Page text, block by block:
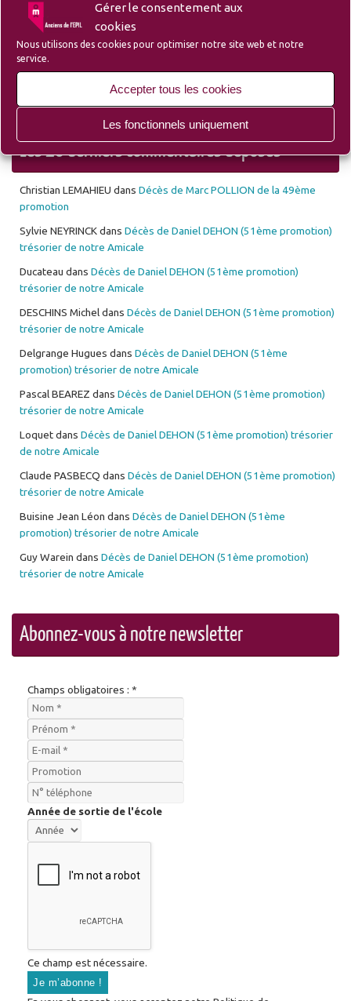
Gérer le consentement aux
cookies
Nous utilisons des cookies pour optimiser notre site web et notre
service.
Accepter tous les cookies
Les fonctionnels uniquement
– Site du Groupe Ozanam-EPIL-Campus
– Site Lille d’Antan (Ecole des Mécaniciens avant l’EPIL)
Les 10 derniers commentaires déposés
Christian LEMAHIEU dans Décès de Marc POLLION de la 49ème
promotion
Sylvie NEYRINCKdans Décès de Daniel DEHON (51ème promotion)
trésorier de notre Amicale
Ducateau dans Décès de Daniel DEHON (51ème promotion)
trésorier de notre Amicale
DESCHINS Micheldans Décès de Daniel DEHON (51ème promotion)
trésorier de notre Amicale
Delgrange Hugues dans Décès de Daniel DEHON (51ème
promotion) trésorier de notre Amicale
Pascal BEAREZ dans Décès de Daniel DEHON (51ème promotion)
trésorier de notre Amicale
Loquetdans Décès de Daniel DEHON (51ème promotion) trésorier
de notre Amicale
Claude PASBECQ dans Décès de Daniel DEHON (51ème promotion)
trésorier de notre Amicale
Buisine Jean Léon dans Décès de Daniel DEHON (51ème
promotion) trésorier de notre Amicale
Guy Warein dans Décès de Daniel DEHON (51ème promotion)
trésorier de notre Amicale
Abonnez-vous à notre newsletter
Champs obligatoires : *
Année de sortie de l'école
Ce champ est nécessaire.